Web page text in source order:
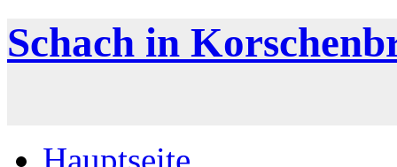
Schach in
Hauptseite